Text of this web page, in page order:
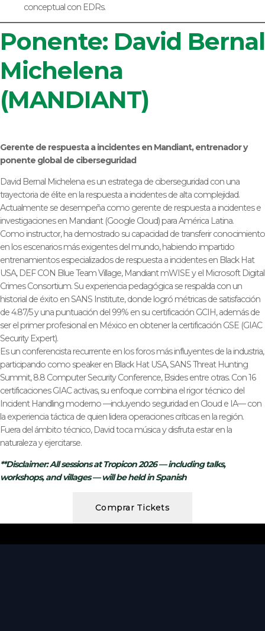
conceptual con EDRs.
Ponente: David Bernal
Michelena
(MANDIANT)
Gerente de respuesta a incidentes en Mandiant, entrenador y
ponente global de ciberseguridad
David Bernal Michelena es un estratega de ciberseguridad con una
trayectoria de élite en la respuesta a incidentes de alta complejidad.
Actualmente se desempeña como gerente de respuesta a incidentes e
investigaciones en Mandiant (Google Cloud) para América Latina.
Como instructor, ha demostrado su capacidad de transferir conocimiento
en los escenarios más exigentes del mundo, habiendo impartido
entrenamientos especializados de respuesta a incidentes en Black Hat
USA, DEF CON Blue Team Village, Mandiant mWISE y el Microsoft Digital
Crimes Consortium. Su experiencia pedagógica se respalda con un
historial de éxito en SANS Institute, donde logró métricas de satisfacción
de 4.87/5 y una puntuación del 99% en su certificación GCIH, además de
ser el primer profesional en México en obtener la certificación GSE (GIAC
Security Expert).
Es un conferencista recurrente en los foros más influyentes de la industria,
participando como speaker en Black Hat USA, SANS Threat Hunting
Summit, 8.8 Computer Security Conference, Bsides entre otras. Con 16
certificaciones GIAC activas, su enfoque combina el rigor técnico del
Incident Handling moderno —incluyendo seguridad en Cloud e IA— con
la experiencia táctica de quien lidera operaciones críticas en la región.
Fuera del ámbito técnico, David toca música y disfruta estar en la
naturaleza y ejercitarse.
**Disclaimer: All sessions at Tropicon 2026 — including talks,
workshops, and villages — will be held in Spanish
Comprar Tickets